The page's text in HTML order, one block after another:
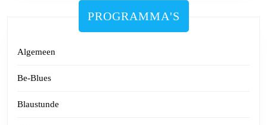
PROGRAMMA'S
Algemeen
Be-Blues
Blaustunde